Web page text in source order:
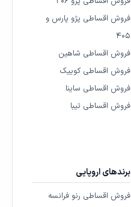
فروش اقساطی پژو پارس و
۴۰۵
فروش اقساطی شاهین
فروش اقساطی کوییک
فروش اقساطی ساینا
فروش اقساطی تیبا
برندهای اروپایی
فروش اقساطی رنو فرانسه